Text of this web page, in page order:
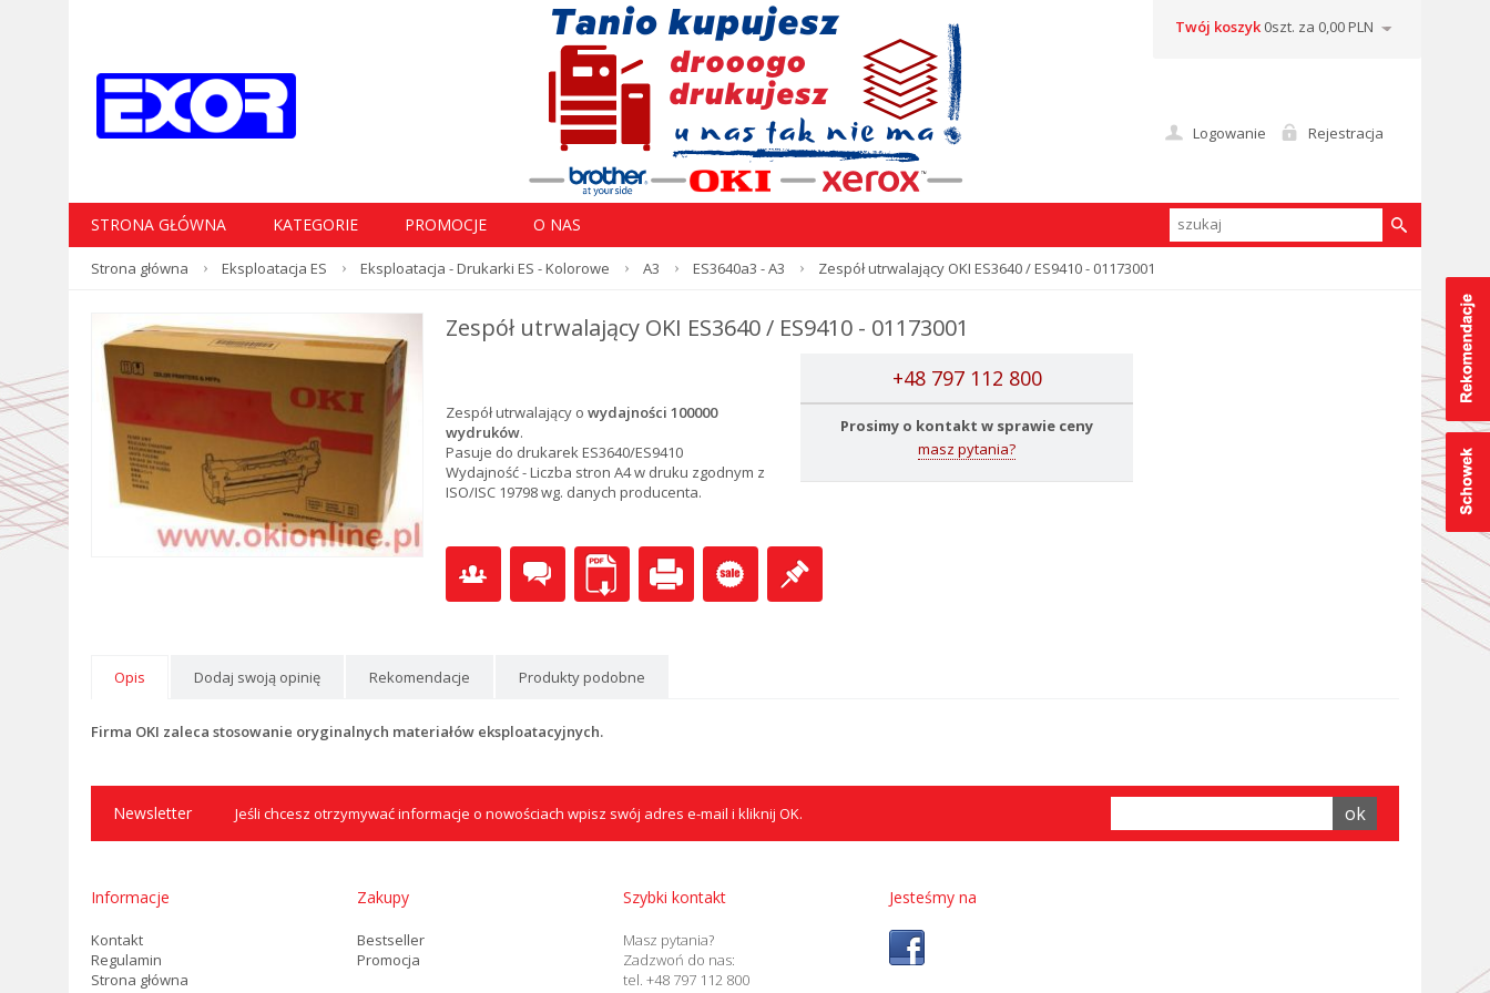
Logowanie Rejestracja
Twój koszyk 0szt. za 0,00 PLN
STRONA GŁÓWNA KATEGORIE PROMOCJE O NAS
Strona główna Eksploatacja ES Eksploatacja - Drukarki ES - Kolorowe A3 ES3640a3 - A3 Zespół utrwalający OKI ES3640 / ES9410 - 01173001
Zespół utrwalający OKI ES3640 / ES9410 - 01173001
+48 797 112 800
Prosimy o kontakt w sprawie ceny
masz pytania?
Zespół utrwalający o wydajności 100000
wydruków.
Pasuje do drukarek ES3640/ES9410
Wydajność - Liczba stron A4 w druku zgodnym z
ISO/ISC 19798 wg. danych producenta.
Opis Dodaj swoją opinię Rekomendacje Produkty podobne
Firma OKI zaleca stosowanie oryginalnych materiałów eksploatacyjnych.
Newsletter Jeśli chcesz otrzymywać informacje o nowościach wpisz swój adres e-mail i kliknij OK.
Informacje
Kontakt
Regulamin
Strona główna
Zakupy
Bestseller
Promocja
Szybki kontakt
Masz pytania?
Zadzwoń do nas:
tel. +48 797 112 800
Jesteśmy na